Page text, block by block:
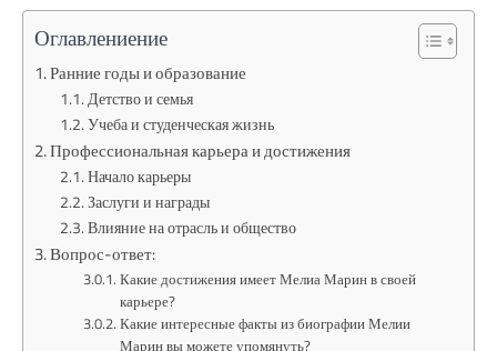
Оглавлениение
Ранние годы и образование
Детство и семья
Учеба и студенческая жизнь
Профессиональная карьера и достижения
Начало карьеры
Заслуги и награды
Влияние на отрасль и общество
Вопрос-ответ:
Какие достижения имеет Мелиа Марин в своей
карьере?
Какие интересные факты из биографии Мелии
Марин вы можете упомянуть?